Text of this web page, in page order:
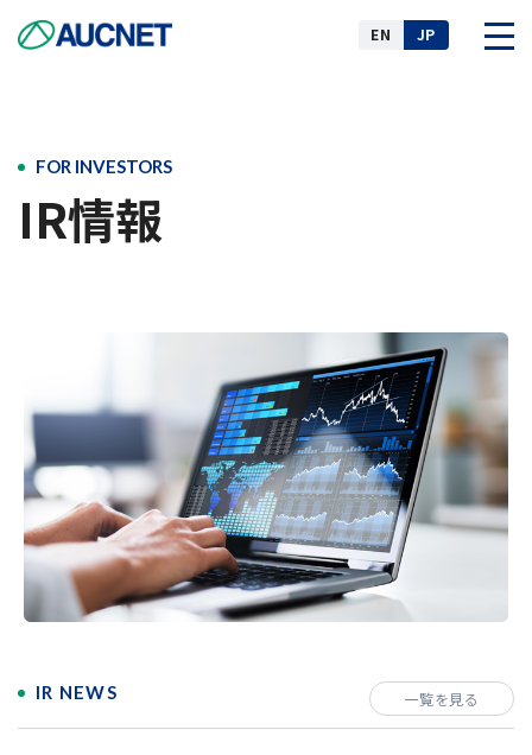
FOR INVESTORS
IR情報
IR NEWS 一覧を見る
EN JP
事業
IR情報
サステナビリティ
採用情報